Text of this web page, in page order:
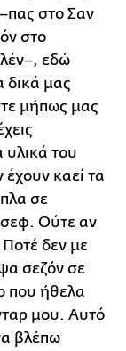
στο Σαν
στο
εδώ
δικά μας
μήπως μας
υλικά του
έχουν καεί τα
σε
Ούτε αν
δεν με
σεζόν σε
που ήθελα
μου. Αυτό
βλέπω